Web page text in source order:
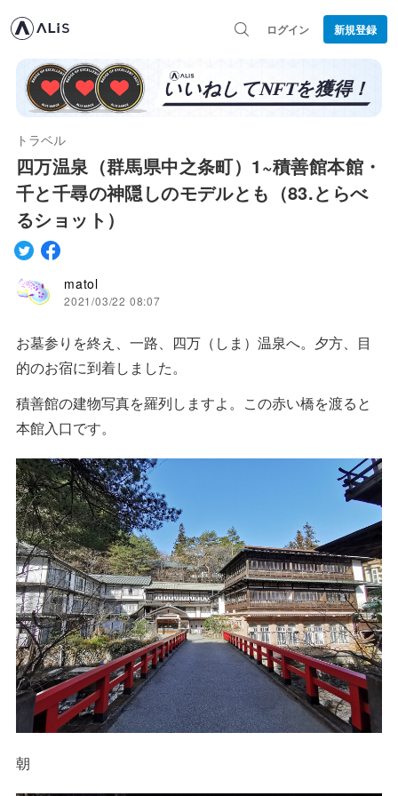
ログイン 新規登録
トラベル
四万温泉（群馬県中之条町）1~積善館本館・
千と千尋の神隠しのモデルとも（83.とらべ
るショット）
matol
2021/03/22 08:07
お墓参りを終え、一路、四万（しま）温泉へ。夕方、目
的のお宿に到着しました。
積善館の建物写真を羅列しますよ。この赤い橋を渡ると
本館入口です。
朝